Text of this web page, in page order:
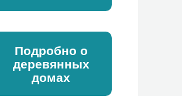
Подробно о
деревянных
домах